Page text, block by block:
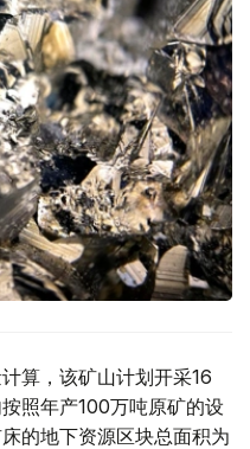
算，该矿山计划开采16
照年产100万吨原矿的设
的地下资源区块总面积为